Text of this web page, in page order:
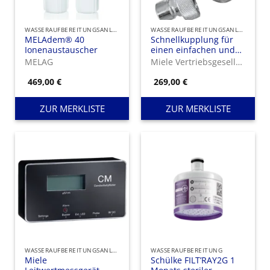
WASSERAUFBEREITUNGSANLAGEN UND IONENAUSTAUSCHER
MELAdem® 40
Ionenaustauscher
MELAG
469,00€
ZUR MERKLISTE
WASSERAUFBEREITUNGSANLAGEN UND IONENAUSTAUSCHER
Schnellkupplung für
einen einfachen und
komfortablen Wechsel
Entsalzungspatronen.
Miele Vertriebsgesellschaft Deutschland KG
269,00€
ZUR MERKLISTE
WASSERAUFBEREITUNGSANLAGEN UND IONENAUSTAUSCHER
Miele
WASSERAUFBEREITUNG
Schülke FILT’RAY2G 1